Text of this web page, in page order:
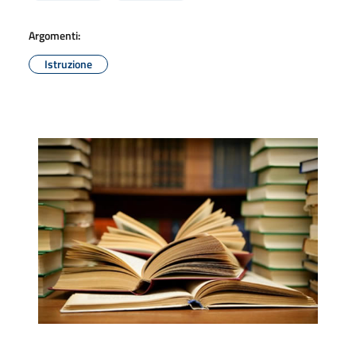
Argomenti:
Istruzione